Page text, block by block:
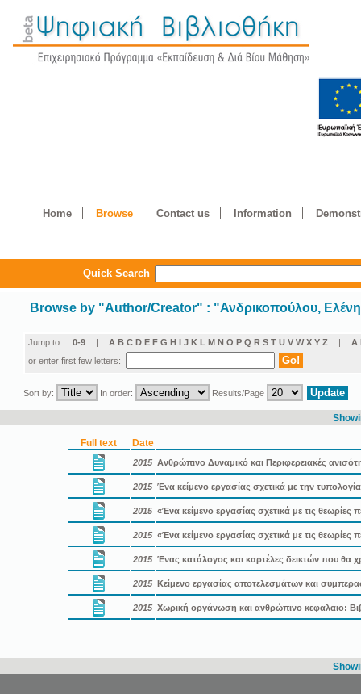
Home Browse Contact us Information
Quick Search
Browse by "Author/Creator" : "Ανδρικοπούλου,
Jump to: 0-9 | A B C D E F G H I J K L M N O P Q R S T U V W X Y Z | Α
or enter first few letters:
Sort by: In order: Results/Page
Full text Date
2015 Ανθρώπινο Δυναμικό και Περιφερειακές
2015 Ένα κείμενο εργασίας σχετικά με την
2015 «Ένα κείμενο εργασίας σχετικά με τις θεωρίες
2015 «Ένα κείμενο εργασίας σχετικά με τις θεωρίες
2015 Ένας κατάλογος και καρτέλες δεικτών που θα
2015 Κείμενο εργασίας αποτελεσμάτων και
2015 Χωρική οργάνωση και ανθρώπινο κεφαλαιο: